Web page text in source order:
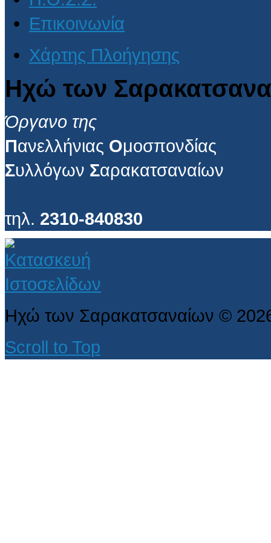
Επικοινωνία
Χάρτης Πλοήγησης
Ηχώ των
Όργανο της
Πανελλήνιας Ομοσπονδίας
Συλλόγων Σαρακατσαναίων
τηλ. 2310-840830
Ηχώ των Σαρακατσαναίων ©
Scroll to Top